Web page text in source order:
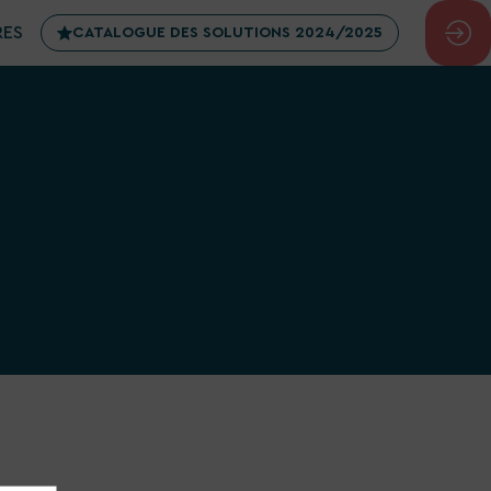
CATALOGUE DES SOLUTIONS 2024/2025